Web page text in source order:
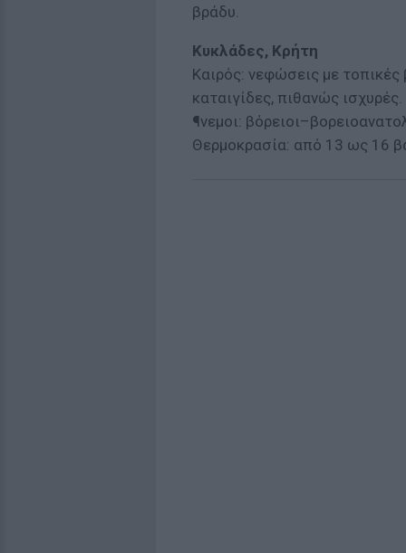
βράδυ.
Κυκλάδες, Κρήτη
Καιρός: νεφώσεις με
καταιγίδες, πιθανώς ισχυρές.
¶νεμοι:
Θερμοκρασία: από 13 ως 16